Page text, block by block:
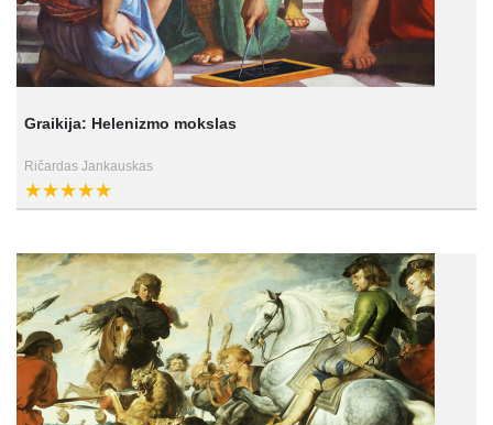
Graikija: Helenizmo mokslas
Ričardas Jankauskas